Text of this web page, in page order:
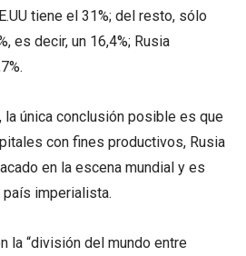
tiene el 31%; del resto, sólo
es decir, un 16,4%; Rusia
única conclusión posible es que
con fines productivos, Rusia
en la escena mundial y es
imperialista.
la “división del mundo entre